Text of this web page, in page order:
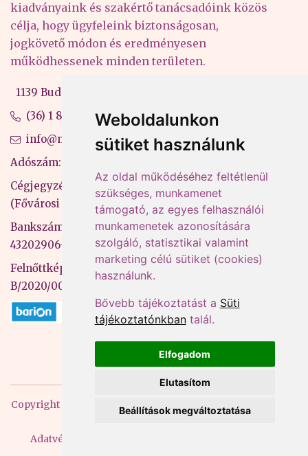
Weboldalunkon
sütiket használunk
Az oldal működéséhez feltétlenül
szükséges, munkamenet
támogató, az egyes felhasználói
munkamenetek azonosítására
szolgáló, statisztikai valamint
marketing célú sütiket (cookies)
használunk.
Bővebb tájékoztatást a Süti
tájékoztatónkbantalál.
Elfogadom
Elutasítom
Beállítások megváltoztatása
kiadványaink és szakértő tanácsadóink közös
célja, hogy ügyfeleink biztonságosan,
jogkövető módon és eredményesen
működhessenek minden területen.
1139 Budapest, Váci út 99-105. 4. em.
(36) 1 880 76 00
info@mprx.hu
Adószám: 13598145-2-41
Cégjegyzékszám: 01-09-883770
(Fővárosi Bíróság)
Bankszámlaszám: CIB Bank, 10700581-
43202906-51100005
Felnőttképzési nyilvántartási szám:
B/2020/000053
Copyright 2026 Mprx. Minden jog fenntartva
Adatvédelem